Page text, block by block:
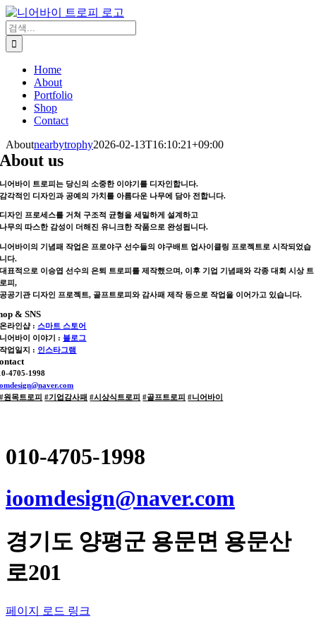
콘
텐
츠
로
검
색:
Home
About
Portfolio
Shop
Contact
Aboutnearbytrophy2026-02-13T16:10:21+09:00
About us
니어바이 트로피는 당신의 소중한 이야기를 디자인합니다.
감각적인 디자인과 공예의 가치를 아름다운 나무에 담아 전합니다.
디자인 프로세스를 거쳐 구조적 균형을 세밀하게 설계하고
나무의 따스한 감성이 더해진 유니크한 작품으로 완성됩니다.
니어바이의 기념패 작업은 프로야구 선수들의 야구배트 업사이클링 프로젝트로 시작되었습
니다.
대표적으로 이승엽 선수의 은퇴 트로피를 제작했으며, 이후 기업 기념패와 각종 대회 시상 트
로피,
공공기관 디자인 프로젝트, 골프트로피와 감사패 제작 등으로 작업을 이어가고 있습니다.
& SNS
라인샵 : 스마트 스토어
어바이 이야기 :블로그
업일지 : 인스타그램
4705-1998
#원목트로피 #기업감사패 #시상식트로피 #골프트로피 #니어바이
010-4705-1998
ioomdesign@naver.com
경기도 양평군 용문면 용문산
로201
페이지 로드 링크